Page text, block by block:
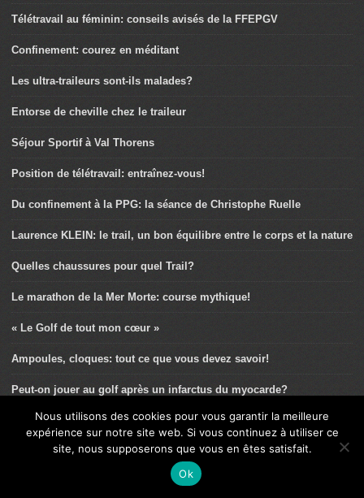
Télétravail au féminin: conseils avisés de la FFEPGV
Confinement: courez en méditant
Les ultra-traileurs sont-ils malades?
Entorse de cheville chez le traileur
Séjour Sportif à Val Thorens
Position de télétravail: entraînez-vous!
Du confinement à la PPG: la séance de Christophe Ruelle
Laurence KLEIN: le trail, un bon équilibre entre le corps et la nature
Quelles chaussures pour quel Trail?
Le marathon de la Mer Morte: course mythique!
« Le Golf de tout mon cœur »
Ampoules, cloques: tout ce que vous devez savoir!
Peut-on jouer au golf après un infarctus du myocarde?
Boisson isotonique: recette à base de thé vert et de miel
Une approche globale de la pratique d’activité physique et sportive
pour améliorer la santé des Français
Nous utilisons des cookies pour vous garantir la meilleure
expérience sur notre site web. Si vous continuez à utiliser ce
site, nous supposerons que vous en êtes satisfait.
Ok